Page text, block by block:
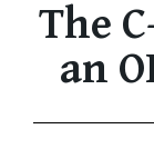
The
an